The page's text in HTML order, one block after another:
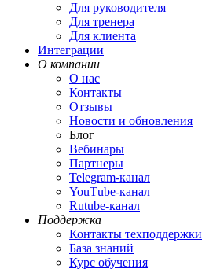
Для руководителя
Для тренера
Для клиента
Интеграции
О компании
О нас
Контакты
Отзывы
Новости и обновления
Блог
Вебинары
Партнеры
Теlegram-канал
YouТube-канал
Rutube-канал
Поддержка
Контакты техподдержки
База знаний
Курс обучения